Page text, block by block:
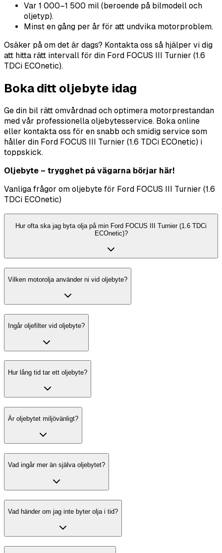
Var 1 000–1 500 mil (beroende på bilmodell och
oljetyp).
Minst en gång per år för att undvika motorproblem.
Osäker på om det är dags? Kontakta oss så hjälper vi dig
att hitta rätt intervall för din Ford FOCUS III Turnier (1.6
TDCi ECOnetic).
Boka ditt oljebyte idag
Ge din bil rätt omvårdnad och optimera motorprestandan
med vår professionella oljebytesservice. Boka online
eller kontakta oss för en snabb och smidig service som
håller din Ford FOCUS III Turnier (1.6 TDCi ECOnetic) i
toppskick.
Oljebyte – trygghet på vägarna börjar här!
Vanliga frågor om oljebyte för Ford FOCUS III Turnier (1.6
TDCi ECOnetic)
Hur ofta ska jag byta olja på min Ford FOCUS III Turnier (1.6 TDCi
ECOnetic)?
Vilken motorolja använder ni vid oljebyte?
Ingår oljefilter vid oljebyte?
Hur lång tid tar ett oljebyte?
Är oljebytet miljövänligt?
Vad ingår mer än själva oljebytet?
Vad händer om jag inte byter olja i tid?